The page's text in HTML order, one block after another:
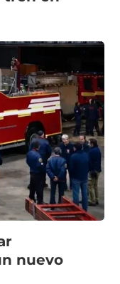
nuevo